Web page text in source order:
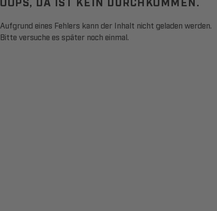
Aufgrund eines Fehlers kann der Inhalt nicht geladen werden.
Bitte versuche es später noch einmal.